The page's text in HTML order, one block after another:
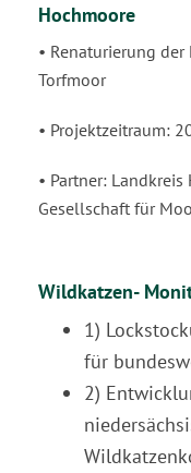
Hochmoore
• Renaturierung
Torfmoor
• Projektzeitraum:
• Partner:
Gesellschaft für
Wildkatzen-
1)
für
2)